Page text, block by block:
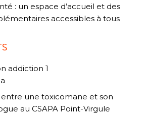
: un espace d’accueil et des
accessibles à tous
addiction 1
une toxicomane et son
au CSAPA Point-Virgule